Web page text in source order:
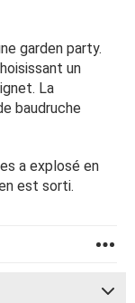
garden party.
un
La
baudruche
a explosé en
est sorti.